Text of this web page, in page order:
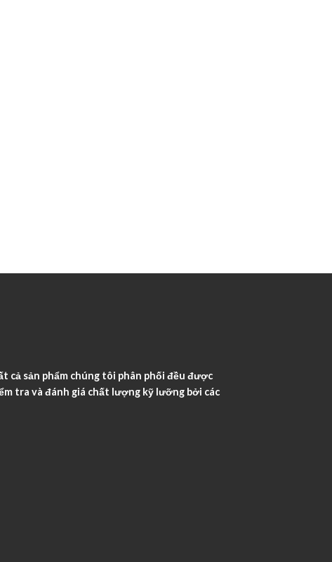
cả sản phẩm chúng tôi phân phối đều được
tra và đánh giá chất lượng kỹ lưỡng bởi các